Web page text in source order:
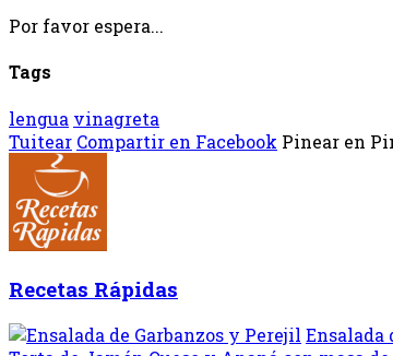
Por favor espera...
Tags
lengua vinagreta
Tuitear Compartir en Facebook Pinear en
Recetas Rápidas
Ensalada